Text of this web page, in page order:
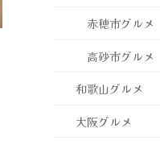
赤穂市グルメ
高砂市グルメ
和歌山グルメ
大阪グルメ